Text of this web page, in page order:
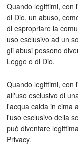
Quando legittimi, con
di Dio, un abuso,
di espropriare la
uso esclusivo ad un
gli abusi possono
Legge o di Dio.
Quando legittimi, con
all'uso esclusivo di
l'acqua calda in cima
l'uso esclusivo della
può diventare
Privacy.